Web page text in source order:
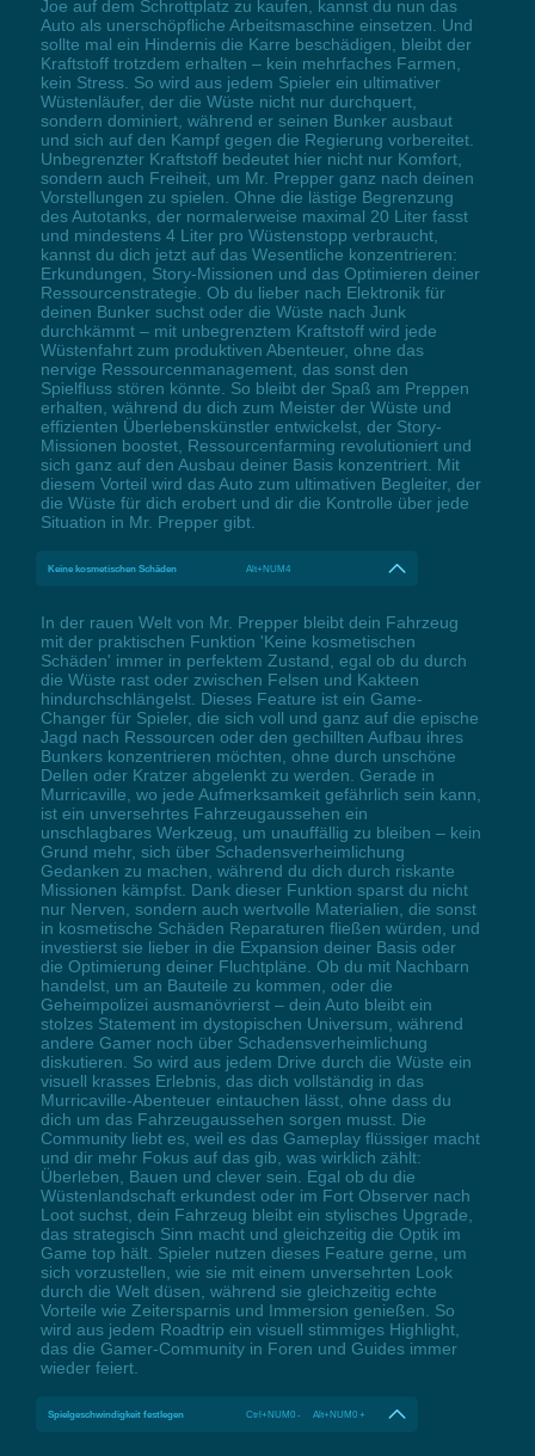
Joe auf dem Schrottplatz zu kaufen, kannst du nun das
Auto als unerschöpfliche Arbeitsmaschine einsetzen. Und
sollte mal ein Hindernis die Karre beschädigen, bleibt der
Kraftstoff trotzdem erhalten – kein mehrfaches Farmen,
kein Stress. So wird aus jedem Spieler ein ultimativer
Wüstenläufer, der die Wüste nicht nur durchquert,
sondern dominiert, während er seinen Bunker ausbaut
und sich auf den Kampf gegen die Regierung vorbereitet.
Unbegrenzter Kraftstoff bedeutet hier nicht nur Komfort,
sondern auch Freiheit, um Mr. Prepper ganz nach deinen
Vorstellungen zu spielen. Ohne die lästige Begrenzung
des Autotanks, der normalerweise maximal 20 Liter fasst
und mindestens 4 Liter pro Wüstenstopp verbraucht,
kannst du dich jetzt auf das Wesentliche konzentrieren:
Erkundungen, Story-Missionen und das Optimieren deiner
Ressourcenstrategie. Ob du lieber nach Elektronik für
deinen Bunker suchst oder die Wüste nach Junk
durchkämmt – mit unbegrenztem Kraftstoff wird jede
Wüstenfahrt zum produktiven Abenteuer, ohne das
nervige Ressourcenmanagement, das sonst den
Spielfluss stören könnte. So bleibt der Spaß am Preppen
erhalten, während du dich zum Meister der Wüste und
effizienten Überlebenskünstler entwickelst, der Story-
Missionen boostet, Ressourcenfarming revolutioniert und
sich ganz auf den Ausbau deiner Basis konzentriert. Mit
diesem Vorteil wird das Auto zum ultimativen Begleiter, der
die Wüste für dich erobert und dir die Kontrolle über jede
Situation in Mr. Prepper gibt.
Keine kosmetischen Schäden Alt+NUM4
In der rauen Welt von Mr. Prepper bleibt dein Fahrzeug
mit der praktischen Funktion 'Keine kosmetischen
Schäden' immer in perfektem Zustand, egal ob du durch
die Wüste rast oder zwischen Felsen und Kakteen
hindurchschlängelst. Dieses Feature ist ein Game-
Changer für Spieler, die sich voll und ganz auf die epische
Jagd nach Ressourcen oder den gechillten Aufbau ihres
Bunkers konzentrieren möchten, ohne durch unschöne
Dellen oder Kratzer abgelenkt zu werden. Gerade in
Murricaville, wo jede Aufmerksamkeit gefährlich sein kann,
ist ein unversehrtes Fahrzeugaussehen ein
unschlagbares Werkzeug, um unauffällig zu bleiben – kein
Grund mehr, sich über Schadensverheimlichung
Gedanken zu machen, während du dich durch riskante
Missionen kämpfst. Dank dieser Funktion sparst du nicht
nur Nerven, sondern auch wertvolle Materialien, die sonst
in kosmetische Schäden Reparaturen fließen würden, und
investierst sie lieber in die Expansion deiner Basis oder
die Optimierung deiner Fluchtpläne. Ob du mit Nachbarn
handelst, um an Bauteile zu kommen, oder die
Geheimpolizei ausmanövrierst – dein Auto bleibt ein
stolzes Statement im dystopischen Universum, während
andere Gamer noch über Schadensverheimlichung
diskutieren. So wird aus jedem Drive durch die Wüste ein
visuell krasses Erlebnis, das dich vollständig in das
Murricaville-Abenteuer eintauchen lässt, ohne dass du
dich um das Fahrzeugaussehen sorgen musst. Die
Community liebt es, weil es das Gameplay flüssiger macht
und dir mehr Fokus auf das gib, was wirklich zählt:
Überleben, Bauen und clever sein. Egal ob du die
Wüstenlandschaft erkundest oder im Fort Observer nach
Loot suchst, dein Fahrzeug bleibt ein stylisches Upgrade,
das strategisch Sinn macht und gleichzeitig die Optik im
Game top hält. Spieler nutzen dieses Feature gerne, um
sich vorzustellen, wie sie mit einem unversehrten Look
durch die Welt düsen, während sie gleichzeitig echte
Vorteile wie Zeitersparnis und Immersion genießen. So
wird aus jedem Roadtrip ein visuell stimmiges Highlight,
das die Gamer-Community in Foren und Guides immer
wieder feiert.
Spielgeschwindigkeit festlegen Ctrl+NUM0 - Alt+NUM0 +